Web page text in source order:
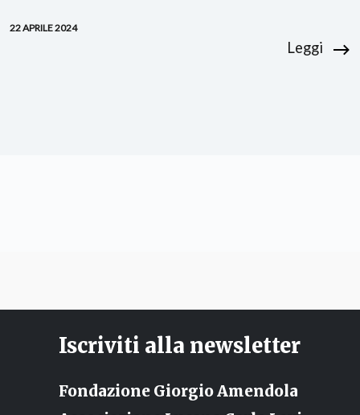
22 APRILE 2024
Leggi
Iscriviti alla newsletter
Fondazione Giorgio Amendola